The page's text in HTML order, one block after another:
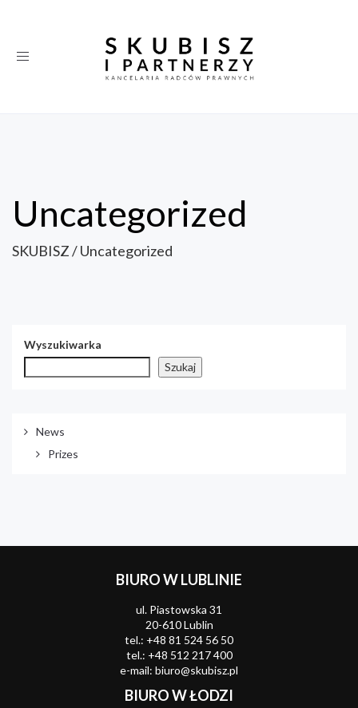
Toggle
Uncategorized
SKUBISZ/Uncategorized
Wyszukiwarka
Szukaj
News
Prizes
BIURO W LUBLINIE
ul. Piastowska 31
20-610 Lublin
tel.: +48 81 524 56 50
tel.: +48 512 217 400
e-mail: biuro@skubisz.pl
BIURO W ŁODZI